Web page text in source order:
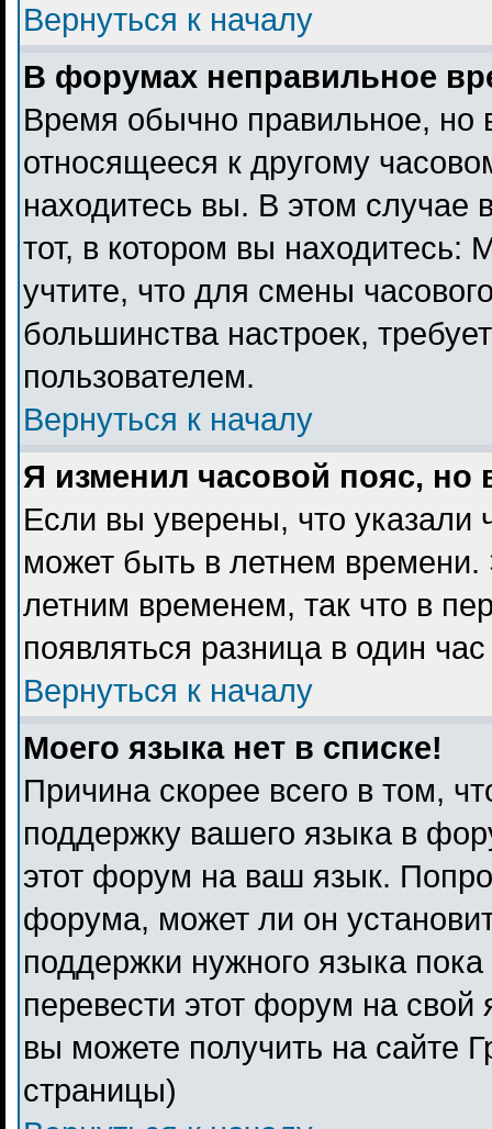
Вернуться к началу
В форумах неправильное
Время обычно правильное, но
относящееся к другому
находитесь вы. В этом случае
тот, в котором вы находитесь:
учтите, что для смены
большинства настроек,
пользователем.
Вернуться к началу
Я изменил часовой пояс, но
Если вы уверены, что указали
может быть в летнем
летним временем, так что в
появляться разница в один
Вернуться к началу
Моего языка нет в списке!
Причина скорее всего в том,
поддержку вашего языка в
этот форум на ваш язык.
форума, может ли он
поддержки нужного языка
перевести этот форум на
вы можете получить на сайте
страницы)